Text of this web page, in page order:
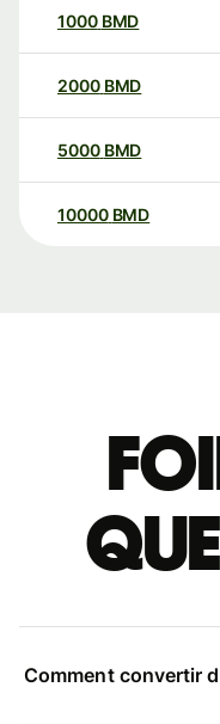
1000 BMD
2000 BMD
5000 BMD
10000 BMD
Comment convertir